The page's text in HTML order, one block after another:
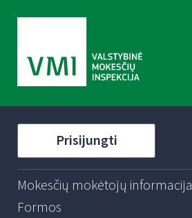
Prisijungti
Mokesčių mokėtojų informacija
Formos